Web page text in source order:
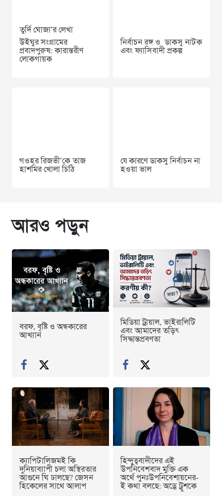
তুর্দি ঘোজা’র লেখা
উইঘুর সংগ্রামের
প্রবাদপুরুষ: কারান্তরীণ
লোকগায়ক
নির্বাচন রঙ্গ ও ডাকসু নাটক
এবং ফ্যাসিবাদী প্রকল্প
গওহর রিজভী’কে তাজ
হাশমির খোলা চিঠি
যে কারণে ডাকসু নির্বাচন না
হওয়া ভাল
আরও পড়ুন
বরফ, বৃষ্টি ও অন্ধকারের
আখ্যান
মিডিয়া ট্রায়াল, ভাইরালিটি
এবং আমাদের তড়িৎ
সিদ্ধান্তপ্রবণতা
ক্যাপিটালিজমই কি
দুনিয়াব্যাপী চলা অস্থিরতার
আগুনে ঘি ঢালছে? জেসন
হিকেলের সাথে আলাপ
হিন্দুত্ববাদীদের এই
উপনিবেশবাদ মুক্তি এক
অর্থে পুনঃউপনিবেশায়নের-
ই কথা বলছে: অড্রে ট্রুশকে